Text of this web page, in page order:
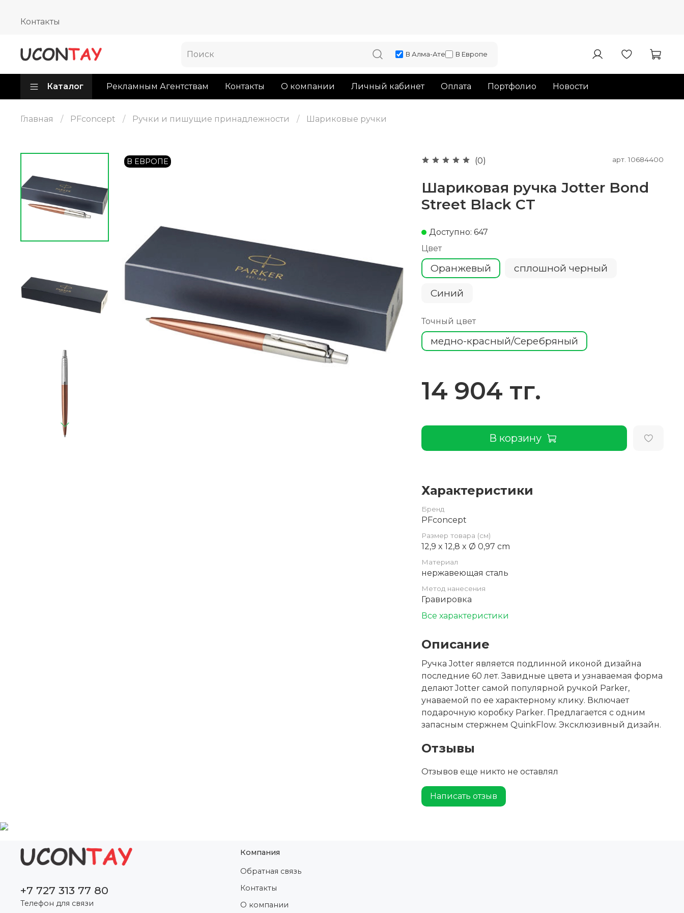
Контакты
В Алма-Ате В Европе
Каталог Рекламным Агентствам Контакты О компании Личный кабинет Оплата Портфолио Новости
Главная PFconcept Ручки и пишущие принадлежности Шариковые ручки
В ЕВРОПЕ (0) арт.10684400
Шариковая ручка Jotter Bond
Street Black CT
Доступно: 647
Цвет
Оранжевый сплошной черный
Cиний
Точный цвет
медно-красный/Серебряный
14 904 тг.
В корзину
Характеристики
Бренд
PFconcept
Размер товара (см)
12,9 x 12,8 x Ø 0,97 cm
Материал
нержавеющая сталь
Метод нанесения
Гравировка
Все характеристики
Описание
Ручка Jotter является подлинной иконой дизайна
последние 60 лет. Завидные цвета и узнаваемая форма
делают Jotter самой популярной ручкой Parker,
унаваемой по ее характерному клику. Включает
подарочную коробку Parker. Предлагается с одним
запасным стержнем QuinkFlow. Эксклюзивный дизайн.
Отзывы
Отзывов еще никто не оставлял
Написать отзыв
Компания
Обратная связь
Контакты
О компании
+7 727 313 77 80
Телефон для связи